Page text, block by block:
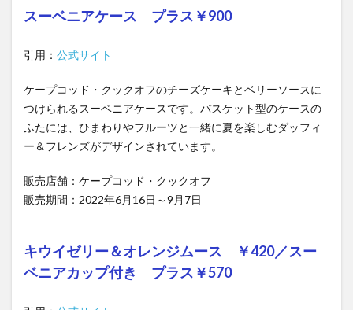
スーベニアケース プラス￥900
引用： 公式サイト
ケープコッド・クックオフのチーズケーキとベリーソースに
つけられるスーベニアケースです。バスケット型のケースの
ふたには、ひまわりやフルーツと一緒に夏を楽しむダッフィ
ー＆フレンズがデザインされています。
販売店舗：ケープコッド・クックオフ
販売期間：2022年6月16日～9月7日
キウイゼリー＆オレンジムース ￥420／スー
ベニアカップ付き プラス￥570